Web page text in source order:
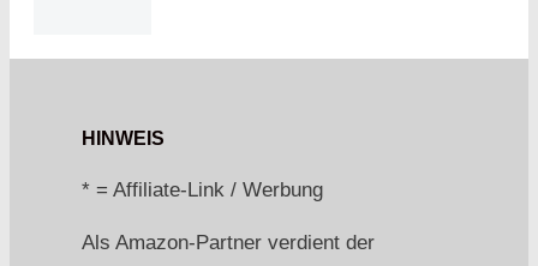
HINWEIS
* = Affiliate-Link / Werbung
Als Amazon-Partner verdient der